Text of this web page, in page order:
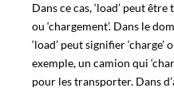
Dans ce cas, ‘load’ peut
ou ‘chargement’. Dans le
‘load’ peut signifier ‘charge’
exemple, un camion qui
pour les transporter. Dans